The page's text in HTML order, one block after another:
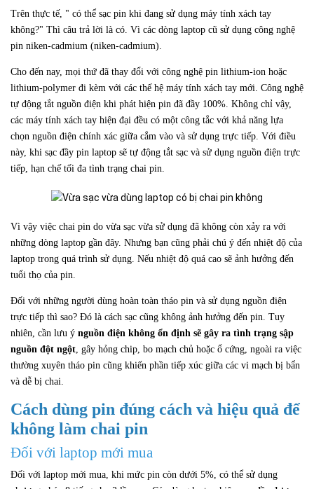
Trên thực tế, " có thể sạc pin khi đang sử dụng máy tính xách tay
không?" Thì câu trả lời là có. Vì các dòng laptop cũ sử dụng công nghệ
pin niken-cadmium (niken-cadmium).
Cho đến nay, mọi thứ đã thay đổi với công nghệ pin lithium-ion hoặc
lithium-polymer đi kèm với các thế hệ máy tính xách tay mới. Công nghệ
tự động tắt nguồn điện khi phát hiện pin đã đầy 100%. Không chỉ vậy,
các máy tính xách tay hiện đại đều có một công tắc với khả năng lựa
chọn nguồn điện chính xác giữa cắm vào và sử dụng trực tiếp. Với điều
này, khi sạc đầy pin laptop sẽ tự động tắt sạc và sử dụng nguồn điện trực
tiếp, hạn chế tối đa tình trạng chai pin.
Vì vậy việc chai pin do vừa sạc vừa sử dụng đã không còn xảy ra với
những dòng laptop gần đây. Nhưng bạn cũng phải chú ý đến nhiệt độ của
laptop trong quá trình sử dụng. Nếu nhiệt độ quá cao sẽ ảnh hưởng đến
tuổi thọ của pin.
Đối với những người dùng hoàn toàn tháo pin và sử dụng nguồn điện
trực tiếp thì sao? Đó là cách sạc cũng không ảnh hưởng đến pin. Tuy
nhiên, cần lưu ý nguồn điện không ổn định sẽ gây ra tình trạng sập
nguồn đột ngột , gây hỏng chip, bo mạch chủ hoặc ổ cứng, ngoài ra việc
thường xuyên tháo pin cũng khiến phần tiếp xúc giữa các vi mạch bị bẩn
và dễ bị chai.
Cách dùng pin đúng cách và hiệu quả để
không làm chai pin
Đối với laptop mới mua
Đối với laptop mới mua, khi mức pin còn dưới 5%, có thể sử dụng